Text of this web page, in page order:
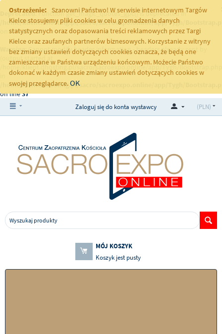
Deprecated: Function get_magic_quotes_gpc() is deprecated in
/home/klient.dhosting.pl/sacro/sacroexpo.online/app/Tygh/
on line251
Warning: Cannot modify header information - headers already sent by
(output started at
/home/klient.dhosting.pl/sacro/sacroexpo.online/app/Tygh/
/home/klient.dhosting.pl/sacro/sacroexpo.online/app/Tygh/
on line37
Ostrzeżenie:
Szanowni Państwo! W serwisie internetowym Targów
Kielce stosujemy pliki cookies w celu gromadzenia danych
statystycznych oraz dopasowania treści reklamowych przez Targi
Kielce oraz zaufanych partnerów biznesowych. Korzystanie z witryny
bez zmiany ustawień dotyczących cookies oznacza, że będą one
zamieszczane w Państwa urządzeniu końcowym. Możecie Państwo
dokonać w każdym czasie zmiany ustawień dotyczących cookies w
swojej przeglądarce.OK
(PLN)
Zaloguj się do konta wystawcy
MÓJ KOSZYK
Koszyk jest pusty